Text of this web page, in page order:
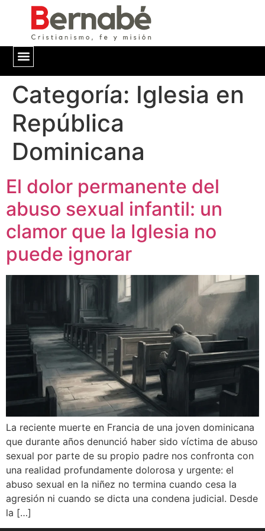
Categoría: Iglesia en
República
Dominicana
El dolor permanente del
abuso sexual infantil: un
clamor que la Iglesia no
puede ignorar
La reciente muerte en Francia de una joven dominicana
que durante años denunció haber sido víctima de abuso
sexual por parte de su propio padre nos confronta con
una realidad profundamente dolorosa y urgente: el
abuso sexual en la niñez no termina cuando cesa la
agresión ni cuando se dicta una condena judicial. Desde
la […]